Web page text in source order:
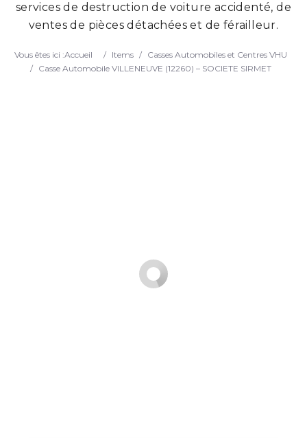
Search
services de destruction de voiture accidenté, de
ventes de pièces détachées et de férailleur.
Vous êtes ici :Accueil / Items / Casses Automobiles et Centres VHU
/ Casse Automobile VILLENEUVE (12260) – SOCIETE SIRMET